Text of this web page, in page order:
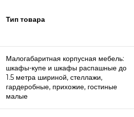
Тип товара
Малогабаритная корпусная мебель:
шкафы-купе и шкафы распашные до
1.5 метра шириной, стеллажи,
гардеробные, прихожие, гостиные
малые